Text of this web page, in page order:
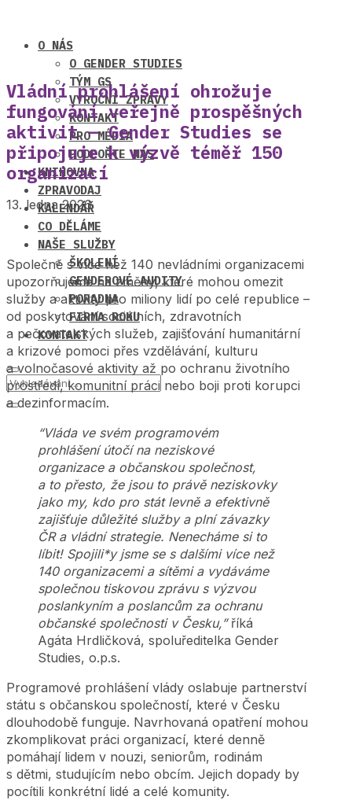
O NÁS
O GENDER STUDIES
TÝM GS
VÝROČNÍ ZPRÁVY
KONTAKT
PRO MÉDIA
PODPOŘTE NÁS
KNIHOVNA
ZPRAVODAJ
KALENDÁŘ
CO DĚLÁME
NAŠE SLUŽBY
ŠKOLENÍ
GENDEROVÉ AUDITY
PORADNA
FIRMA ROKU
KONTAKT
Vládní prohlášení ohrožuje
fungování veřejně prospěšných
aktivit — Gender Studies se
připojuje k výzvě téměř 150
organizací
13. ledna 2026
Společně s více než 140 nevládními organizacemi
upozorňujeme na změny, které mohou omezit
služby a aktivity pro miliony lidí po celé republice –
od poskytování sociálních, zdravotních
a pečovatelských služeb, zajišťování humanitární
a krizové pomoci přes vzdělávání, kulturu
a volnočasové aktivity až po ochranu životního
prostředí, komunitní práci nebo boji proti korupci
a dezinformacím.
“Vláda ve svém programovém
prohlášení útočí na neziskové
organizace a občanskou společnost,
a to přesto, že jsou to právě neziskovky
jako my, kdo pro stát levně a efektivně
zajišťuje důležité služby a plní závazky
ČR a vládní strategie. Nenecháme si to
líbit! Spojili*y jsme se s dalšími více než
140 organizacemi a sítěmi a vydáváme
společnou tiskovou zprávu s výzvou
poslankyním a poslancům za ochranu
občanské společnosti v Česku,”říká
Agáta Hrdličková, spoluředitelka Gender
Studies, o.p.s.
Programové prohlášení vlády oslabuje partnerství
státu s občanskou společností, které v Česku
dlouhodobě funguje. Navrhovaná opatření mohou
zkomplikovat práci organizací, které denně
pomáhají lidem v nouzi, seniorům, rodinám
s dětmi, studujícím nebo obcím. Jejich dopady by
pocítili konkrétní lidé a celé komunity.